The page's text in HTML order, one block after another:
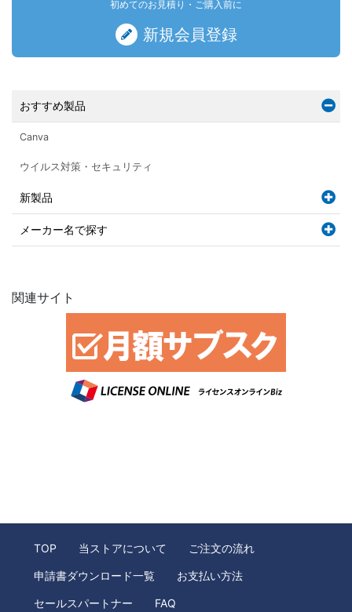
初めてのお見積り・ご購入前に
新規会員登録
おすすめ製品
Canva
ウイルス対策・セキュリティ
新製品
メーカー名で探す
関連サイト
TOP 当ストアについて ご注文の流れ
申請書ダウンロード一覧 お支払い方法
セールスパートナー FAQ